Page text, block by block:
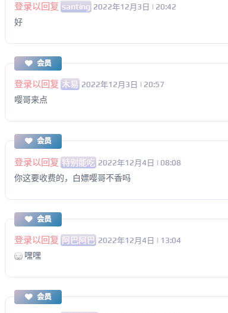
登录以回复 santing 2022年12月3日 | 20:42
好
会员
登录以回复 木易 2022年12月3日 | 20:57
嘤哥来点
会员
登录以回复 特别能吃 2022年12月4日 | 08:08
你这要收费的，白嫖嘤哥不香吗
会员
登录以回复 阿巴阿巴 2022年12月4日 | 13:04
嘿嘿
会员